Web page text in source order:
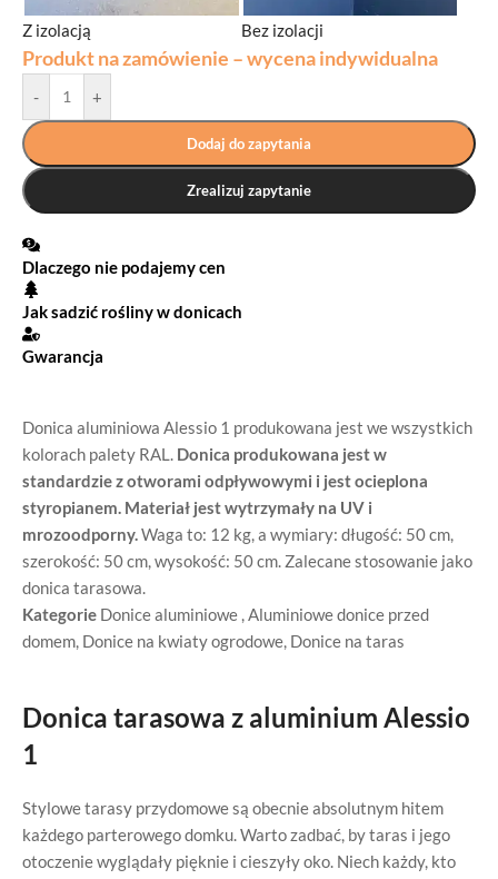
Donica aluminiowa Alessio 1 produkowana jest we wszystkich
kolorach palety RAL. Donica produkowana jest w
standardzie z otworami odpływowymi i jest ocieplona
styropianem. Materiał jest wytrzymały na UV i
mrozoodporny.Waga to: 12 kg, a wymiary: długość: 50 cm,
szerokość: 50 cm, wysokość: 50 cm. Zalecane stosowanie jako
donica tarasowa.
Kategorie Donice aluminiowe ,Aluminiowe donice przed
domem, Donice na kwiaty ogrodowe, Donice na taras
Donica tarasowa z aluminium Alessio
1
Stylowe tarasy przydomowe są obecnie absolutnym hitem
każdego parterowego domku. Warto zadbać, by taras i jego
otoczenie wyglądały pięknie i cieszyły oko. Niech każdy, kto
Z izolacją Bez izolacji
Produkt na zamówienie – wycena indywidualna
- +
Dodaj do zapytania
Zrealizuj zapytanie
Dlaczego nie podajemy cen
Jak sadzić rośliny w donicach
Gwarancja